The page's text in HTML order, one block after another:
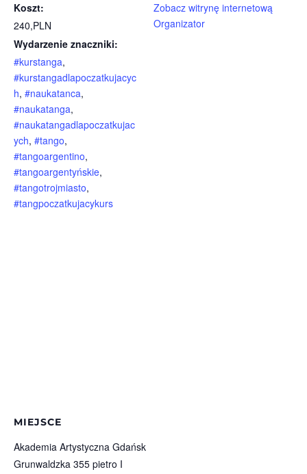
Koszt:
240,PLN
Wydarzenie znaczniki:
#kurstanga,
#kurstangadlapoczatkujacyc
h, #naukatanca,
#naukatanga,
#naukatangadlapoczatkujac
ych, #tango,
#tangoargentino,
#tangoargentyńskie,
#tangotrojmiasto,
#tangpoczatkujacykurs
Zobacz witrynę internetową
Organizator
MIEJSCE
Akademia Artystyczna Gdańsk
Grunwaldzka 355 pietro I